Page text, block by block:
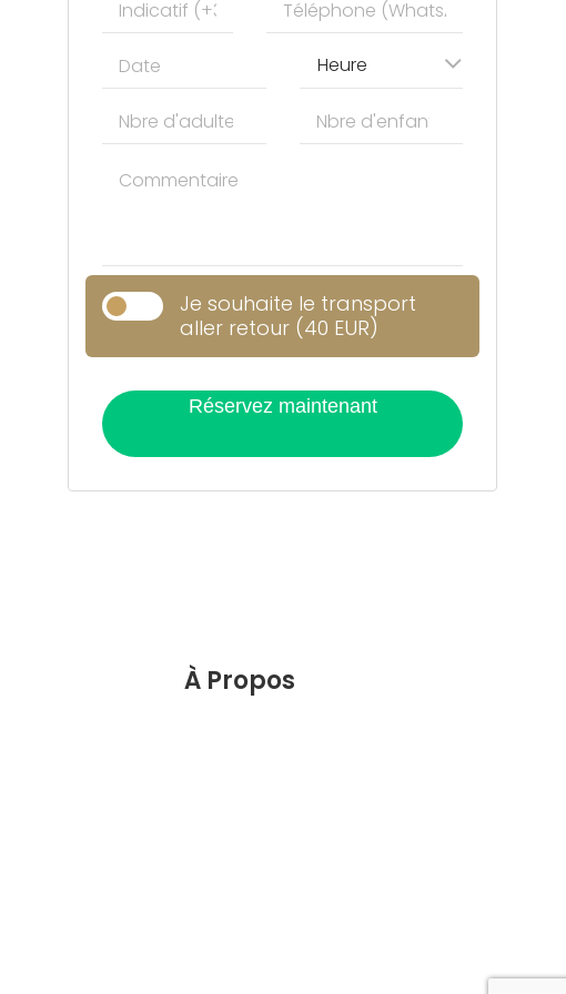
Heure
Je souhaite le transport
aller retour (40 EUR)
Réservez maintenant
À Propos